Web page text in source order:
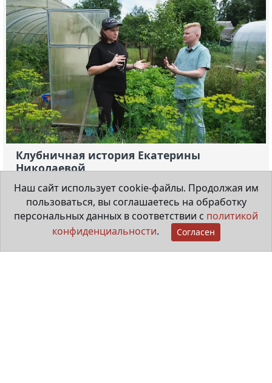
Клубничная история Екатерины
Николаевой
28 июля 2026
Наш сайт использует cookie-файлы. Продолжая им
пользоваться, вы соглашаетесь на обработку
персональных данных в соответствии с политикой
конфиденциальности. Согласен